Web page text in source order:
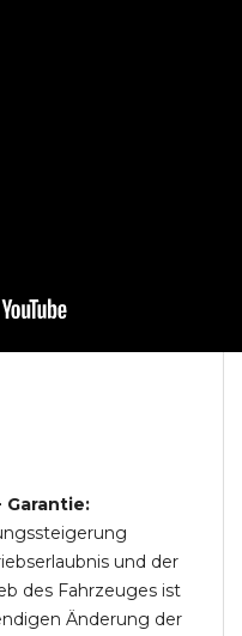
Garantie:
und der
des Fahrzeuges ist
Änderung der